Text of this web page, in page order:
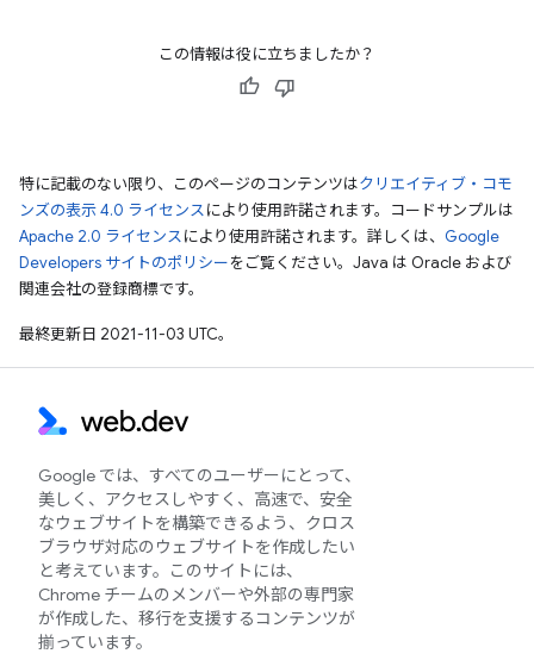
この情報は役に立ちましたか？
特に記載のない限り、このページのコンテンツはクリエイティブ・コモ
ンズの表示 4.0 ライセンスにより使用許諾されます。コードサンプルは
Apache 2.0 ライセンスにより使用許諾されます。詳しくは、 Google
Developers サイトのポリシーをご覧ください。Java は Oracle および
関連会社の登録商標です。
最終更新日 2021-11-03 UTC。
Google では、すべてのユーザーにとって、
美しく、アクセスしやすく、高速で、安全
なウェブサイトを構築できるよう、クロス
ブラウザ対応のウェブサイトを作成したい
と考えています。このサイトには、
Chrome チームのメンバーや外部の専門家
が作成した、移行を支援するコンテンツが
揃っています。